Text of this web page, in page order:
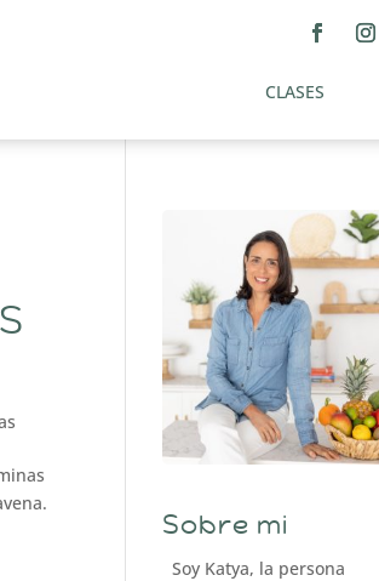
CLASES
Sobre mi
Soy Katya, la persona